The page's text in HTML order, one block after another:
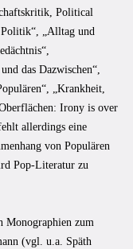
Political
Politik“, „Alltag und
das Dazwischen“,
„Krankheit,
Irony is over
allerdings eine
von Populären
Pop-Literatur zu
Monographien zum
(vgl. u.a. Späth